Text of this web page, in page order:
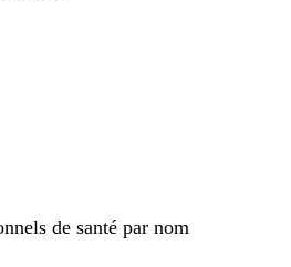
de santé par nom